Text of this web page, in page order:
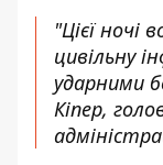
"Цієї ночі
цивільну
ударними
Кіпер,